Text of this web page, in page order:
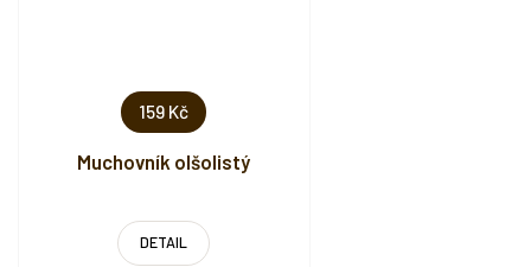
159 Kč
Muchovník olšolistý
DETAIL